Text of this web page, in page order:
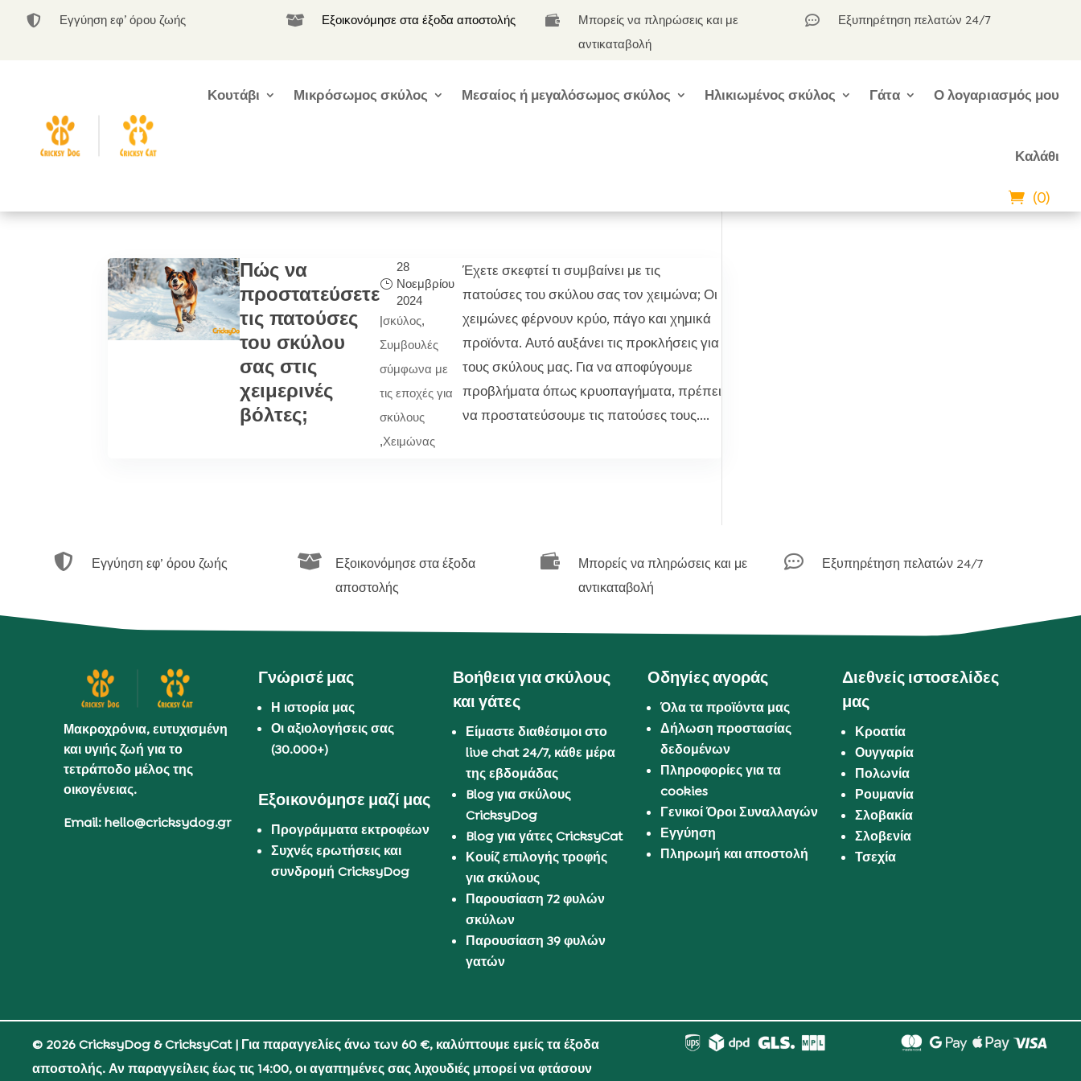
 Εγγύηση εφ’ όρου ζωής  Εξοικονόμησε στα έξοδα αποστολής 
Μπορείς να πληρώσεις και με
αντικαταβολή
 Εξυπηρέτηση πελατών 24/7
Κουτάβι Μικρόσωμος σκύλος Μεσαίος ή μεγαλόσωμος σκύλος Ηλικιωμένος σκύλος Γάτα Ο λογαριασμός μου
Καλάθι
(0)
Πώς να
προστατεύσετε
τις πατούσες
του σκύλου
σας στις
χειμερινές
βόλτες;
28
Νοεμβρίου
2024
|σκύλος,
Συμβουλές
σύμφωνα με
τις εποχές για
σκύλους
,Χειμώνας
Έχετε σκεφτεί τι συμβαίνει με τις
πατούσες του σκύλου σας τον χειμώνα; Οι
χειμώνες φέρνουν κρύο, πάγο και χημικά
προϊόντα. Αυτό αυξάνει τις προκλήσεις για
τους σκύλους μας. Για να αποφύγουμε
προβλήματα όπως κρυοπαγήματα, πρέπει
να προστατεύσουμε τις πατούσες τους....
 Εγγύηση εφ’ όρου ζωής 
Εξοικονόμησε στα έξοδα
αποστολής

Μπορείς να πληρώσεις και με
αντικαταβολή
 Εξυπηρέτηση πελατών 24/7
Μακροχρόνια, ευτυχισμένη
και υγιής ζωή για το
τετράποδο μέλος της
οικογένειας.
Email: hello@cricksydog.gr
Γνώρισέ μας
Η ιστορία μας
Οι αξιολογήσεις σας
(30.000+)
Εξοικονόμησε μαζί μας
Προγράμματα εκτροφέων
Συχνές ερωτήσεις και
συνδρομή CricksyDog
Βοήθεια για σκύλους
και γάτες
Είμαστε διαθέσιμοι στο
live chat 24/7, κάθε μέρα
της εβδομάδας
Blog για σκύλους
CricksyDog
Blog για γάτες CricksyCat
Κουίζ επιλογής τροφής
για σκύλους
Παρουσίαση 72 φυλών
σκύλων
Παρουσίαση 39 φυλών
γατών
Οδηγίες αγοράς
Όλα τα προϊόντα μας
Δήλωση προστασίας
δεδομένων
Πληροφορίες για τα
cookies
Γενικοί Όροι Συναλλαγών
Εγγύηση
Πληρωμή και αποστολή
Διεθνείς ιστοσελίδες
μας
Κροατία
Ουγγαρία
Πολωνία
Ρουμανία
Σλοβακία
Σλοβενία
Τσεχία
© 2026 CricksyDog & CricksyCat| Για παραγγελίες άνω των 60 €, καλύπτουμε εμείς τα έξοδα
αποστολής. Αν παραγγείλεις έως τις 14:00, οι αγαπημένες σας λιχουδιές μπορεί να φτάσουν